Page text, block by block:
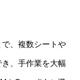
、複数シートや
、手作業を大幅